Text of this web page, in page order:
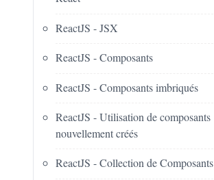
ReactJS - JSX
ReactJS - Composants
ReactJS - Composants imbriqués
ReactJS - Utilisation de composants
nouvellement créés
ReactJS - Collection de Composants